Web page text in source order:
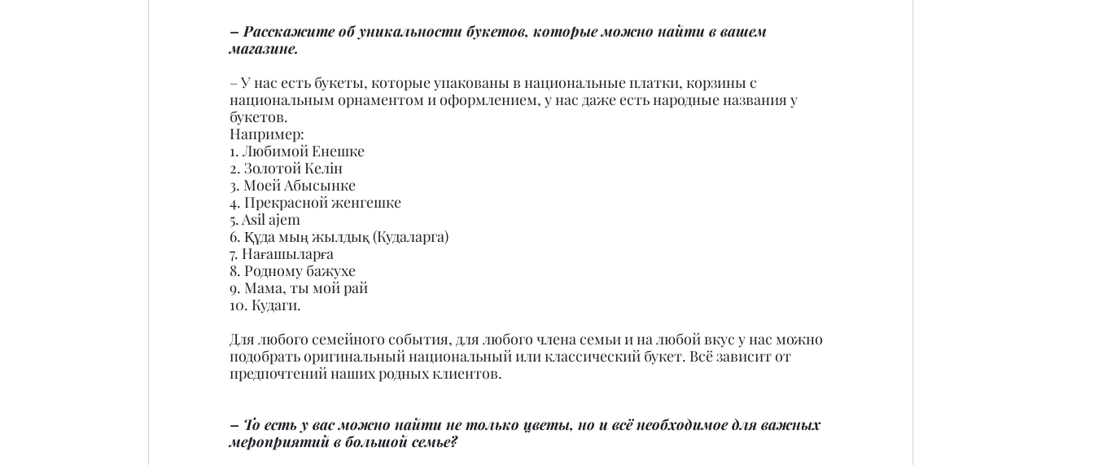
– Расскажите об уникальности букетов, которые можно найти в вашем
магазине.
– У нас есть букеты, которые упакованы в национальные платки, корзины с
национальным орнаментом и оформлением, у нас даже есть народные названия у
букетов.
Например:
1. Любимой Енешке
2. Золотой Келiн
3. Моей Абысынке
4. Прекрасной женгешке
5. Asil ajem
6. Құда мың жылдық (Кудаларга)
7. Нағашыларға
8. Родному бажухе
9. Мама, ты мой рай
10. Кудаги.
Для любого семейного события, для любого члена семьи и на любой вкус у нас можно
подобрать оригинальный национальный или классический букет. Всё зависит от
предпочтений наших родных клиентов.
– То есть у вас можно найти не только цветы, но и всё необходимое для важных
мероприятий в большой семье?